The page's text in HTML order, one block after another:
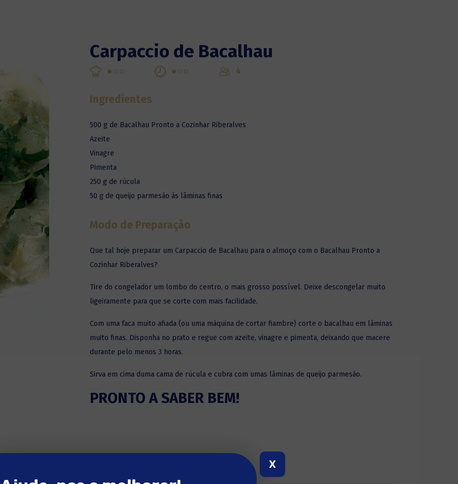
Carpaccio de Bacalhau
4
Ingredientes
500 g de Bacalhau Pronto a Cozinhar Riberalves
Azeite
Vinagre
Pimenta
250 g de rúcula
50 g de queijo parmesão às lâminas finas
Modo de Preparação
Que tal hoje preparar um Carpaccio de Bacalhau para o almoço com o Bacalhau Pronto a
Cozinhar Riberalves?
Tire do congelador um lombo do centro, o mais grosso possível. Deixe descongelar muito
ligeiramente para que se corte com mais facilidade.
Com uma faca muito afiada (ou uma máquina de cortar fiambre) corte o bacalhau em lâminas
muito finas. Disponha no prato e regue com azeite, vinagre e pimenta, deixando que macere
durante pelo menos 3 horas.
Sirva em cima duma cama de rúcula e cubra com umas lâminas de queijo parmesão.
PRONTO A SABER BEM!
X